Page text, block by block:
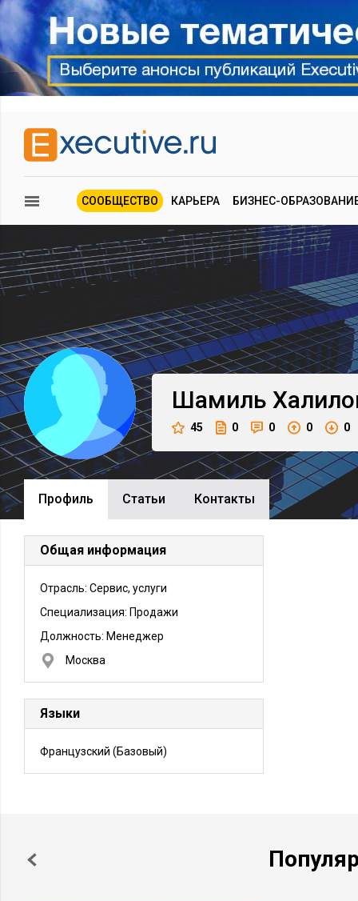
СООБЩЕСТВО КАРЬЕРА БИЗНЕС-
Шамиль
45 0 0 0 0
Профиль Cтатьи Контакты
Общая информация
Отрасль: Сервис, услуги
Специализация: Продажи
Должность: Менеджер
Москва
Языки
Французский (Базовый)